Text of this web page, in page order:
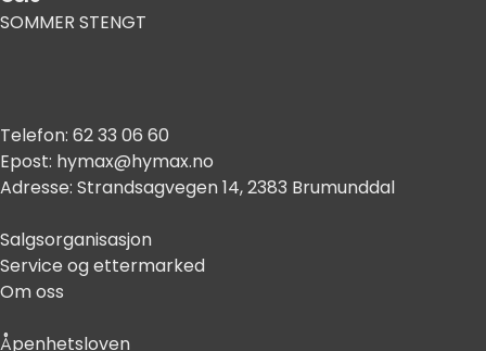
SOMMER STENGT
Telefon: 62 33 06 60
Epost: hymax@hymax.no
Adresse: Strandsagvegen 14, 2383 Brumunddal
Salgsorganisasjon
Service og ettermarked
Om oss
Åpenhetsloven